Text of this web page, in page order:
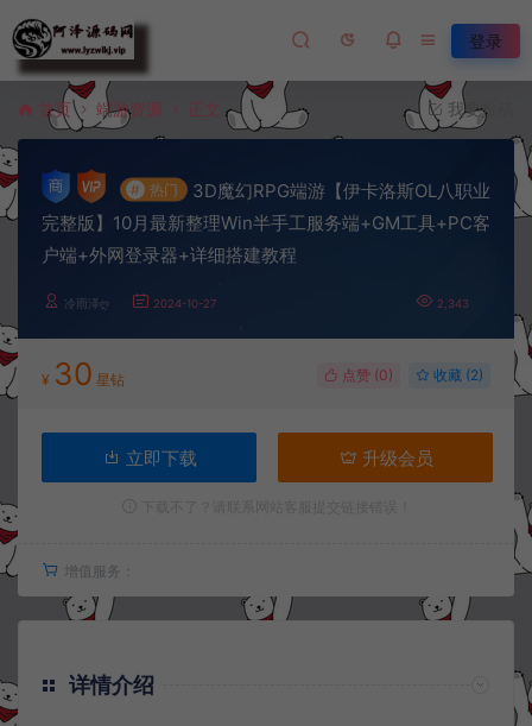
登录
首页 端游资源 正文 我要投稿
# 热门
3D魔幻RPG端游【伊卡洛斯OL八职业
完整版】10月最新整理Win半手工服务端+GM工具+PC客
户端+外网登录器+详细搭建教程
冷雨泽ღ 2024-10-27 2,343
¥ 30 星钻 点赞 (0) 收藏 (2)
立即下载 升级会员
增值服务：
详情介绍